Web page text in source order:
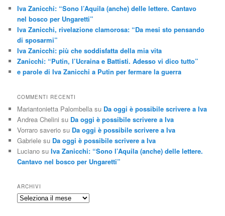
Iva Zanicchi: “Sono l’Aquila (anche) delle lettere. Cantavo
nel bosco per Ungaretti”
Iva Zanicchi, rivelazione clamorosa: “Da mesi sto pensando
di sposarmi”
Iva Zanicchi: più che soddisfatta della mia vita
Zanicchi: “Putin, l’Ucraina e Battisti. Adesso vi dico tutto”
e parole di Iva Zanicchi a Putin per fermare la guerra
COMMENTI RECENTI
Mariantonietta Palombella su Da oggi è possibile scrivere a Iva
Andrea Chelini su Da oggi è possibile scrivere a Iva
Vorraro saverio su Da oggi è possibile scrivere a Iva
Gabriele su Da oggi è possibile scrivere a Iva
Luciano suIva Zanicchi: “Sono l’Aquila (anche) delle lettere.
Cantavo nel bosco per Ungaretti”
ARCHIVI
Archivi